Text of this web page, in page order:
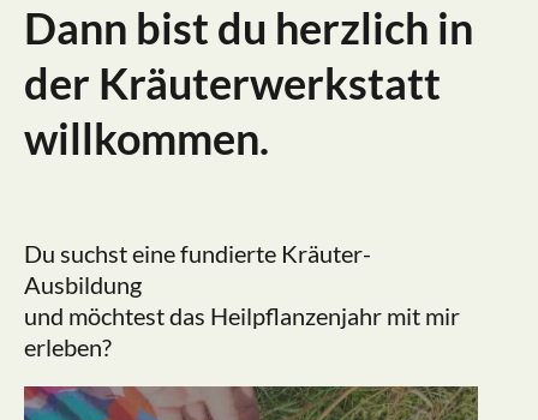
Dann bist du herzlich in
der Kräuterwerkstatt
willkommen.
Du suchst eine fundierte Kräuter-
Ausbildung
und möchtest das Heilpflanzenjahr mit mir
erleben?